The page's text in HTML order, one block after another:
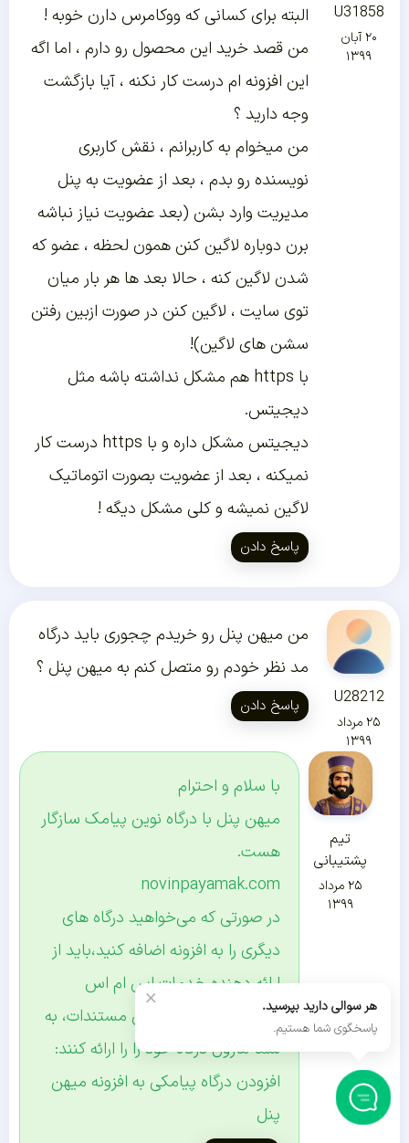
U31858
۲۰ آبان
۱۳۹۹
البته برای کسانی که ووکامرس دارن خوبه !
من قصد خرید این محصول رو دارم ، اما اگه
این افزونه ام درست کار نکنه ، آیا بازگشت
وجه دارید ؟
من میخوام به کاربرانم ، نقش کاربری
نویسنده رو بدم ، بعد از عضویت به پنل
مدیریت وارد بشن (بعد عضویت نیاز نباشه
برن دوباره لاگین کنن همون لحظه ، عضو که
شدن لاگین کنه ، حالا بعد ها هر بار میان
توی سایت ، لاگین کنن در صورت ازبین رفتن
سشن های لاگین)!
با https هم مشکل نداشته باشه مثل
دیجیتس.
دیجیتس مشکل داره و با https درست کار
نمیکنه ، بعد از عضویت بصورت اتوماتیک
لاگین نمیشه و کلی مشکل دیگه !
پاسخ دادن
U28212
۲۵ مرداد
۱۳۹۹
من میهن پنل رو خریدم چجوری باید درگاه
مد نظر خودم رو متصل کنم به میهن پنل ؟
پاسخ دادن
تیم
پشتیبانی
۲۵ مرداد
۱۳۹۹
با سلام و احترام
میهن پنل با درگاه نوین پیامک سازگار
هست.
novinpayamak.com
در صورتی که می‌خواهید درگاه های
دیگری را به افزونه اضافه کنید،باید از
ارائه دهنده خدمات اس ام اس
بخواهید با توجه به این مستندات، به
شما ماژول درگاه خود را را ارائه کنند:
افزودن درگاه پیامکی به افزونه میهن
پنل
× هر سوالی دارید بپرسید.
پاسخگوی شما هستیم.